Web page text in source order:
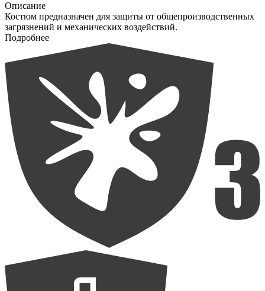
Описание
Костюм предназначен для защиты от общепроизводственных
загрязнений и механических воздействий.
Подробнее